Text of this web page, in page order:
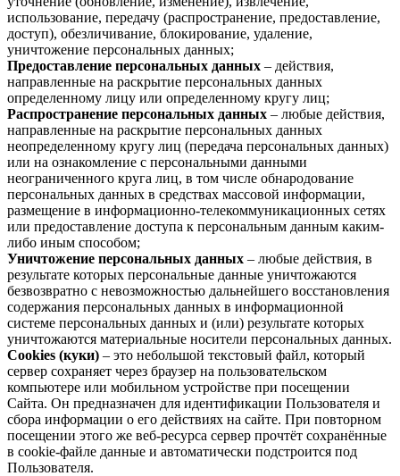
использование, передачу (распространение, предоставление,
доступ), обезличивание, блокирование, удаление,
уничтожение персональных данных;
Предоставление персональных данных – действия,
направленные на раскрытие персональных данных
определенному лицу или определенному кругу лиц;
Распространение персональных данных – любые действия,
направленные на раскрытие персональных данных
неопределенному кругу лиц (передача персональных данных)
или на ознакомление с персональными данными
неограниченного круга лиц, в том числе обнародование
персональных данных в средствах массовой информации,
размещение в информационно-телекоммуникационных сетях
или предоставление доступа к персональным данным каким-
либо иным способом;
Уничтожение персональных данных – любые действия, в
результате которых персональные данные уничтожаются
безвозвратно с невозможностью дальнейшего восстановления
содержания персональных данных в информационной
системе персональных данных и (или) результате которых
уничтожаются материальные носители персональных данных.
Cookies (куки) – это небольшой текстовый файл, который
сервер сохраняет через браузер на пользовательском
компьютере или мобильном устройстве при посещении
Сайта. Он предназначен для идентификации Пользователя и
сбора информации о его действиях на сайте. При повторном
посещении этого же веб-ресурса сервер прочтёт сохранённые
в cookie-файле данные и автоматически подстроится под
Пользователя.